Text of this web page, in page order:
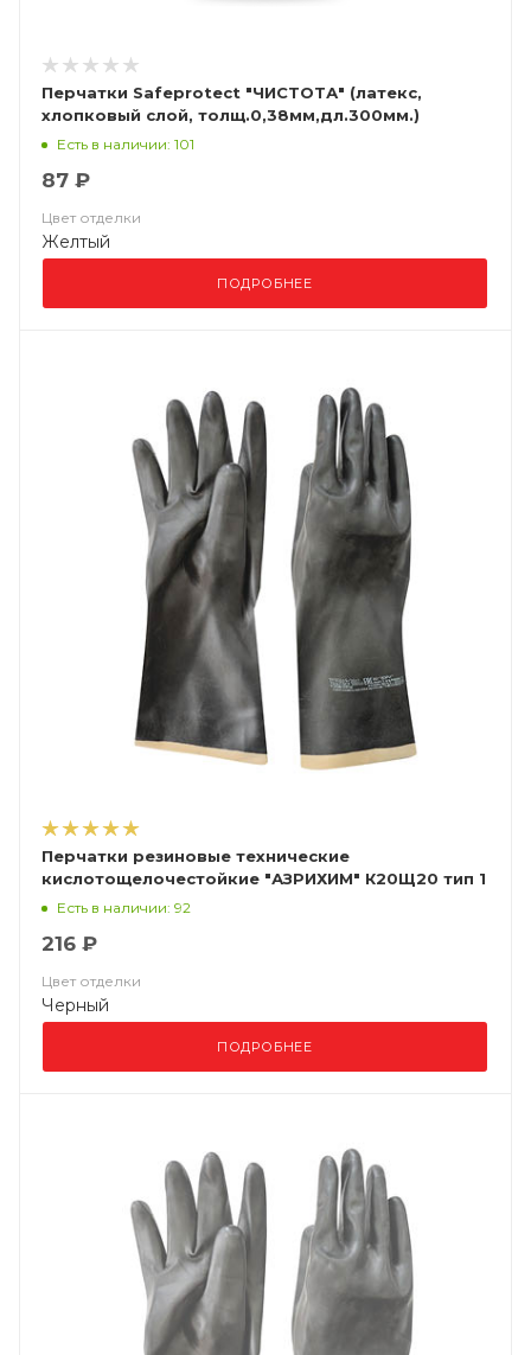
Перчатки Safeprotect "ЧИСТОТА" (латекс,
хлопковый слой, толщ.0,38мм,дл.300мм.)
Есть в наличии: 101
87 ₽
Цвет отделки
Желтый
ПОДРОБНЕЕ
Перчатки резиновые технические
кислотощелочестойкие "АЗРИХИМ" К20Щ20 тип 1
Есть в наличии: 92
216 ₽
Цвет отделки
Черный
ПОДРОБНЕЕ